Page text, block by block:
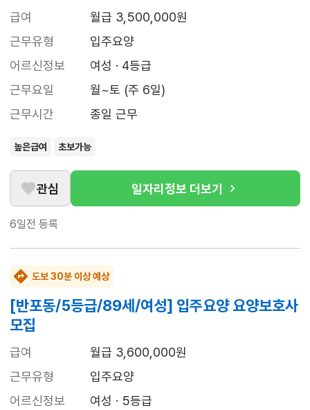
급여
월급 3,500,000원
근무유형
입주요양
어르신정보
여성 · 4등급
근무요일
월~토 (주 6일)
근무시간
종일 근무
높은급여 초보가능
관심 일자리정보 더보기
6일전 등록
도보 30분 이상 예상
[반포동/5등급/89세/여성] 입주요양 요양보호사
모집
급여
월급 3,600,000원
근무유형
입주요양
어르신정보
여성 · 5등급